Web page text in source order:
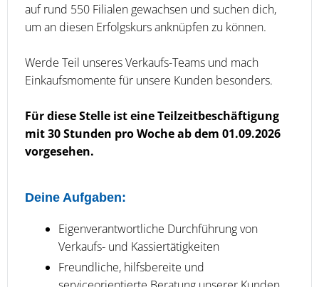
auf rund 550 Filialen gewachsen und suchen dich,
um an diesen Erfolgskurs anknüpfen zu können.
Werde Teil unseres Verkaufs-Teams und mach
Einkaufsmomente für unsere Kunden besonders.
Für diese Stelle ist eine Teilzeitbeschäftigung
mit 30 Stunden pro Woche ab dem 01.09.2026
vorgesehen.
Deine Aufgaben:
Eigenverantwortliche Durchführung von
Verkaufs- und Kassiertätigkeiten
Freundliche, hilfsbereite und